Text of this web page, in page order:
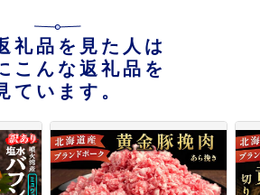
礼品を見た人は
こんな返礼品を
ています。